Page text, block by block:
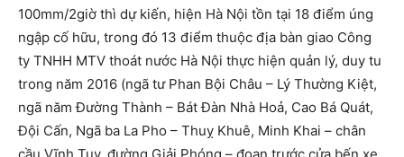
100mm/2giờ thì dự kiến, hiện Hà Nội tồn tại 18 điểm úng
ngập cố hữu, trong đó 13 điểm thuộc địa bàn giao Công
ty TNHH MTV thoát nước Hà Nội thực hiện quản lý, duy tu
trong năm 2016 (ngã tư Phan Bội Châu – Lý Thường Kiệt,
ngã năm Đường Thành – Bát Đàn Nhà Hoả, Cao Bá Quát,
Đội Cấn, Ngã ba La Pho – Thuỵ Khuê, Minh Khai – chân
cầu Vĩnh Tuy, đường Giải Phóng – đoạn trước cửa bến xe